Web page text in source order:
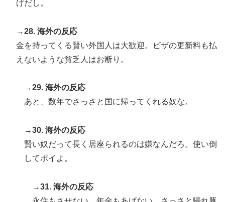
げだし。
→28. 海外の反応
金を持ってくる賢い外国人は大歓迎。ビザの更新料も払
えないような貧乏人はお断り。
→29. 海外の反応
あと、数年でさっさと国に帰ってくれる奴な。
→30. 海外の反応
賢い奴だって長く居座られるのは嫌なんだろ。使い倒
してポイよ。
→31. 海外の反応